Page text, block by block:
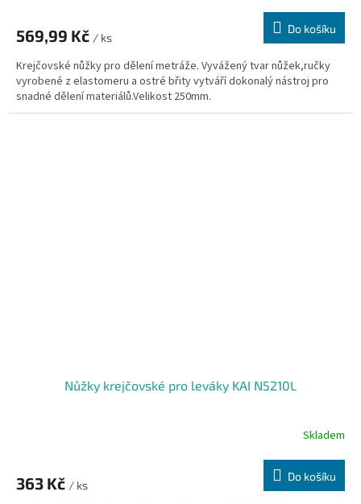
569,99 Kč / ks
Do košíku
Krejčovské nůžky pro dělení metráže. Vyvážený tvar nůžek,ručky
vyrobené z elastomeru a ostré břity vytváří dokonalý nástroj pro
snadné dělení materiálů.Velikost 250mm.
Nůžky krejčovské pro leváky KAI N5210L
Skladem
363 Kč / ks
Do košíku